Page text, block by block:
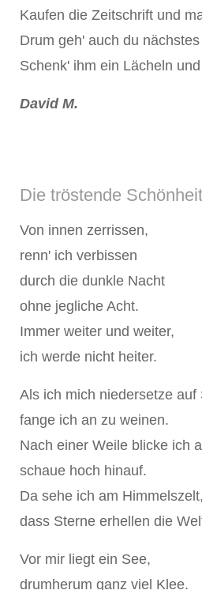
Kaufen die Zeitschrift und
Drum geh' auch du
Schenk' ihm ein Lächeln
David M.
Die tröstende
Von innen zerrissen,
renn' ich verbissen
durch die dunkle Nacht
ohne jegliche Acht.
Immer weiter und weiter,
ich werde nicht heiter.
Als ich mich niedersetze auf
fange ich an zu weinen.
Nach einer Weile blicke ich
schaue hoch hinauf.
Da sehe ich am Himmelszelt,
dass Sterne erhellen die
Vor mir liegt ein See,
drumherum ganz viel Klee.